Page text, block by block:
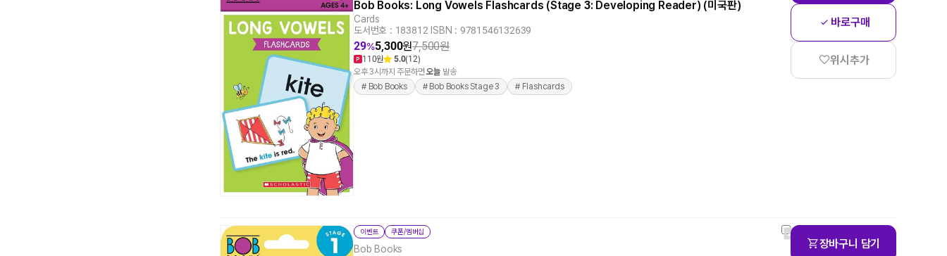
Bob Books: Long Vowels Flashcards (Stage 3: Developing Reader) (미국판)
Cards
도서번호 : 183812 ISBN : 9781546132639
29%5,300원7,500원
110원 5.0(12)
오후 3시까지 주문하면오늘 발송
# Bob Books
# Bob Books Stage 3 # Flashcards
바로구매
위시추가
이벤트 쿠폰/멤버십
Bob Books 장바구니 담기